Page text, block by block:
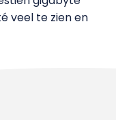
veel te zien en